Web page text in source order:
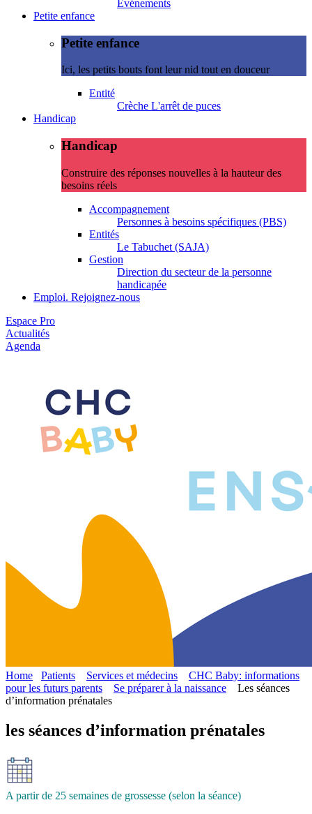
Evénements
Petite enfance
Petite enfance
Ici, les petits bouts font leur nid tout en douceur
Entité
Crèche L'arrêt de puces
Handicap
Handicap
Construire des réponses nouvelles à la hauteur des
besoins réels
Accompagnement
Personnes à besoins spécifiques (PBS)
Entités
Le Tabuchet (SAJA)
Gestion
Direction du secteur de la personne
handicapée
Emploi. Rejoignez-nous
Espace Pro
Actualités
Agenda
Home Patients Services et médecins
CHC Baby: informations
pour les futurs parents
Se préparer à la naissance
Les séances
d’information prénatales
les séances d’information prénatales
A partir de 25 semaines de grossesse (selon la séance)